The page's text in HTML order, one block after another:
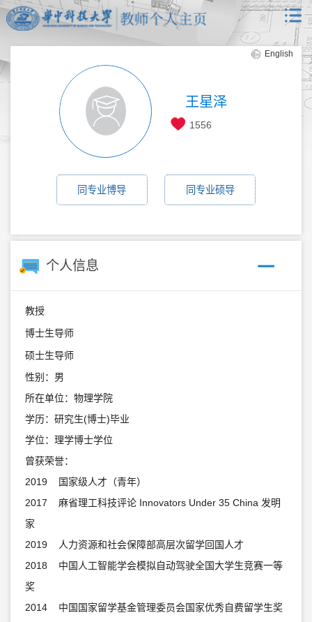
English
王星泽
1556
同专业博导 同专业硕导
个人信息
教授
博士生导师
硕士生导师
性别：男
所在单位：物理学院
学历：研究生(博士)毕业
学位：理学博士学位
曾获荣誉：
2019 国家级人才（青年）
2017 麻省理工科技评论 Innovators Under 35 China 发明
家
2019 人力资源和社会保障部高层次留学回国人才
2018 中国人工智能学会模拟自动驾驶全国大学生竞赛一等
奖
2014 中国国家留学基金管理委员会国家优秀自费留学生奖